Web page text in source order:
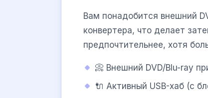
Вам понадобится внешний
конвертера, что делает
предпочтительнее, хотя
📀 Внешний DVD/Blu-ray
🔌 Активный USB-хаб (с